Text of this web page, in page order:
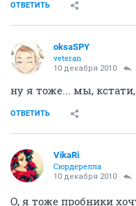
ОТВЕТИТЬ
oksaSPY
veteran
10 декабря 2010
ну я тоже... мы,
ОТВЕТИТЬ
VikaRi
Сюрдерелла
10 декабря 2010
О, я тоже пробники